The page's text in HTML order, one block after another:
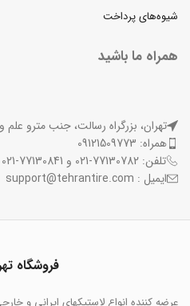
شیوه‌های پرداخت
همراه ما باشید
تهران، بزرگراه رسالت، جنب مترو علم و
همراه: 09121509773
تلفن: 77130782-021 و 77130841-021
ایمیل : support@tehrantire.com
فروشگاه
عرضه کننده انواع لاستیکهای ایرانی و خارجی با بیش